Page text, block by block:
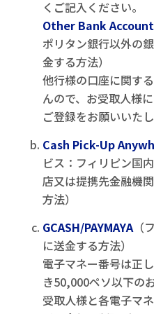
くご記入ください。
Other Bank Account
ポリタン銀行以外の
金する方法）
他行様の口座に関す
んので、お受取人様
ご登録をお願いいたし
Cash Pick-Up
ビス：フィリピン国
店又は提携先金融機
方法）
GCASH/PAYMAYA
に送金する方法）
電子マネー番号は正
き50,000ペソ以下の
受取人様と各電子マ